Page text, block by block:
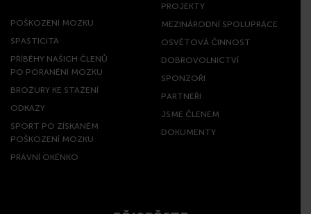
POŠKOZENÍ MOZKU
SPASTICITA
PŘÍBĚHY NAŠICH ČLENŮ
PO PORANĚNÍ MOZKU
BROŽURY KE STAŽENÍ
ODKAZY
SPORT PO ZÍSKANÉM
POŠKOZENÍ MOZKU
PRÁVNÍ OKÉNKO
PROJEKTY
MEZINÁRODNÍ SPOLUPRÁCE
OSVĚTOVÁ ČINNOST
DOBROVOLNICTVÍ
SPONZOŘI
PARTNEŘI
JSME ČLENEM
DOKUMENTY